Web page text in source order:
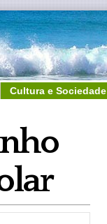
Cultura e Sociedade